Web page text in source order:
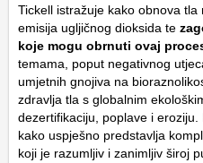
Tickell istražuje kako obnova
emisija ugljičnog dioksida te
koje mogu obrnuti ovaj
temama, poput negativnog
umjetnih gnojiva na
zdravlja tla s globalnim
dezertifikaciju, poplave i
kako uspješno predstavlja
koji je razumljiv i zanimljiv široj